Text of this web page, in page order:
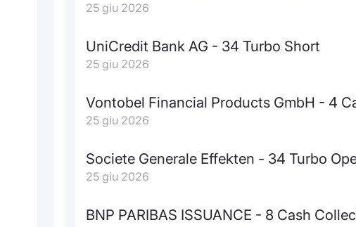
25 giu 2026
UniCredit Bank AG - 34 Turbo Short
25 giu 2026
Vontobel Financial Products GmbH - 4
25 giu 2026
Societe Generale Effekten - 34 Turbo
25 giu 2026
BNP PARIBAS ISSUANCE - 8 Cash